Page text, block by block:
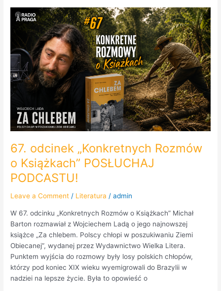
67. odcinek „Konkretnych Rozmów
o Książkach” POSŁUCHAJ
PODCASTU!
Leave a Comment / Literatura /admin
W 67. odcinku „Konkretnych Rozmów o Książkach” Michał
Barton rozmawiał z Wojciechem Ladą o jego najnowszej
książce „Za chlebem. Polscy chłopi w poszukiwaniu Ziemi
Obiecanej”, wydanej przez Wydawnictwo Wielka Litera.
Punktem wyjścia do rozmowy były losy polskich chłopów,
którzy pod koniec XIX wieku wyemigrowali do Brazylii w
nadziei na lepsze życie. Była to opowieść o
67.
odcinek
„Konkretnych
Rozmów
o
Książkach”
POSŁUCHAJ
PODCASTU!